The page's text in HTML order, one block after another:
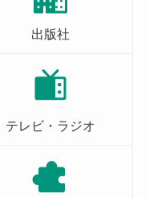
出版社
テレビ・ラジオ